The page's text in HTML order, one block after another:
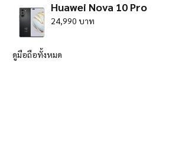
Huawei Nova 10 Pro
24,990 บาท
ดูมือถือทั้งหมด